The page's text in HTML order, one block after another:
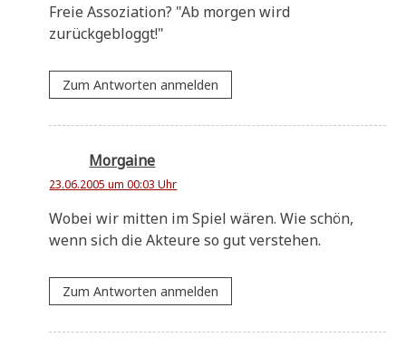
Freie Asso­zia­ti­on? "Ab mor­gen wird
zurückgebloggt!"
Zum Antworten anmelden
Morgaine
23.06.2005 um 00:03 Uhr
Wobei wir mit­ten im Spiel wären. Wie schön,
wenn sich die Akteu­re so gut verstehen.
Zum Antworten anmelden